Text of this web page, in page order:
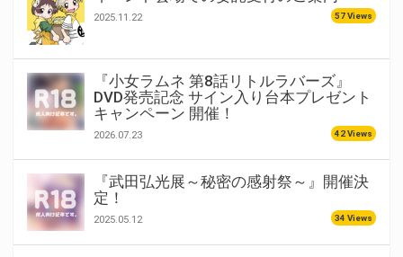
2025.11.22 57 Views
『小女ラムネ 第8話リトルラバーズ』
DVD発売記念 サイン入り台本プレゼント
キャンペーン 開催！
2026.07.23 42 Views
『武田弘光展～秘密の感射祭～』開催決
定！
2025.05.12 34 Views